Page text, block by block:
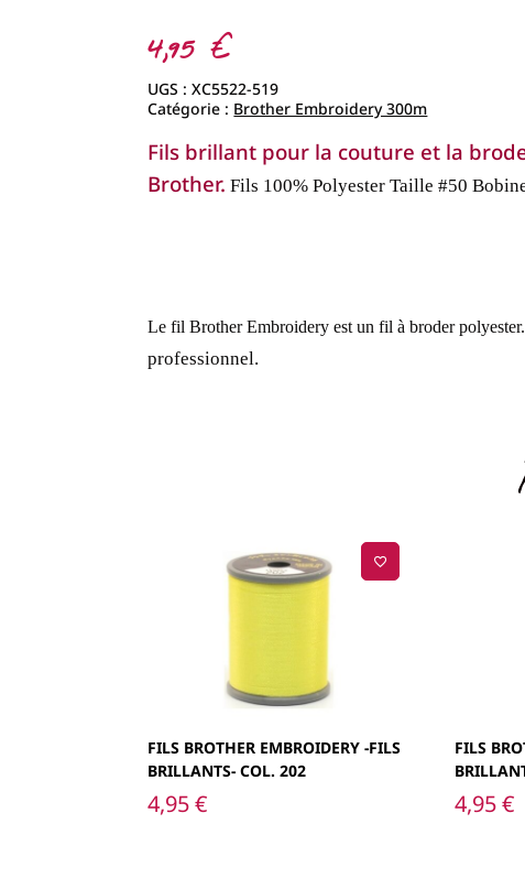
4,95€
UGS :XC5522-519
Catégorie : Brother Embroidery 300m
Fils brillant pour la couture et la
Brother. Fils 100% Polyester Taille #50
Le fil Brother Embroidery est un fil à broder polyester.
professionnel.
FILS BROTHER EMBROIDERY -FILS
BRILLANTS- COL. 202
4,95€
FILS
4,95€